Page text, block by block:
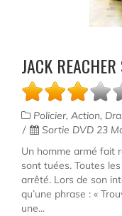
JACK
Policier, Action,
Sortie DVD 23
Un homme armé fait
sont tuées. Toutes
arrêté. Lors de son
qu’une phrase : «
une...